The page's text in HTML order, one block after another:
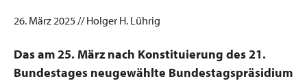
26. März 2025 // Holger H. Lührig
Das am 25. März nach Konstituierung des 21.
Bundestages neugewählte Bundestagspräsidium